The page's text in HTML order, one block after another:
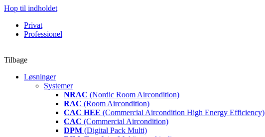
Hop til indholdet
Privat
Professionel
Tilbage
Løsninger
Systemer
NRAC (Nordic Room Aircondition)
RAC (Room Aircondition)
CAC HEE (Commercial Aircondition High Energy Efficiency)
CAC (Commercial Aircondition)
DPM (Digital Pack Multi)